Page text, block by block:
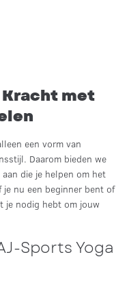
met
een vorm van
Daarom bieden we
die je helpen om het
nu een beginner bent of
je nodig hebt om jouw
Sports Yoga